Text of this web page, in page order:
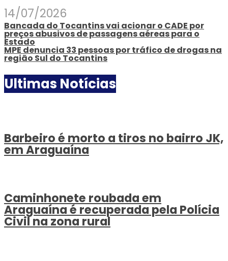
14/07/2026
Bancada do Tocantins vai acionar o CADE por
preços abusivos de passagens aéreas para o
Estado
MPE denuncia 33 pessoas por tráfico de drogas na
região Sul do Tocantins
Ultimas Notícias
Barbeiro é morto a tiros no bairro JK,
em Araguaína
Caminhonete roubada em
Araguaína é recuperada pela Polícia
Civil na zona rural